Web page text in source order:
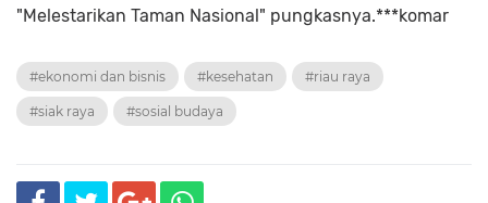
"Melestarikan Taman Nasional" pungkasnya.***komar
#ekonomi dan bisnis #kesehatan #riau raya
#siak raya #sosial budaya